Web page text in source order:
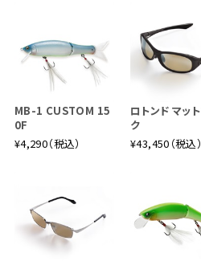
MB-1 CUSTOM 15
0F
¥4,290（税込）
ロトンド マッ
ク
¥43,450（税込）